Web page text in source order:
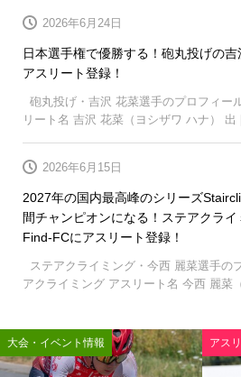
日本選手権で優勝する！砲丸投げの
アスリート登録！
2026年6月24日
砲丸投げ・吉沢 花菜選手のプロフィー
リート名 吉沢 花菜（ヨシザワ ハナ）
2027年の国内最高峰のシリーズ
間チャンピオンになる！ステアクラ
Find-FCにアスリート登録！
2026年6月15日
ステアクライミング・今西 麗菜選手の
アクライミング アスリート名 今西 麗菜
大会・イベント情報 アス